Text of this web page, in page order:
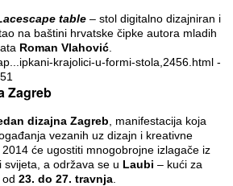
table– stol digitalno dizajniran i
na baštini hrvatske čipke autora mladih
Roman Vlahović.
krajolici-u-formi-stola,2456.html-
Zagreb
dizajna Zagreb , manifestacija koja
vezanih uz dizajn i kreativne
2014 će ugostiti mnogobrojne izlagače iz
svijeta, a održava se u Laubi – kući za
23. do 27. travnja.